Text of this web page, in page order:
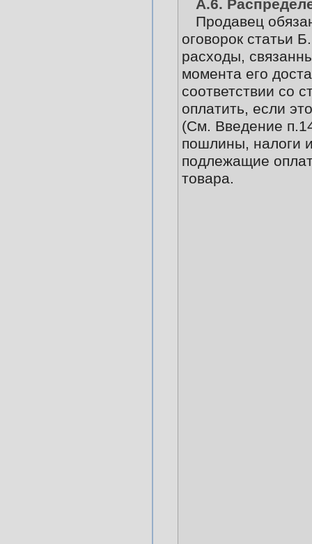
А.6.
Продавец
оговорок статьи
расходы,
момента его
соответствии со
оплатить, если
(См. Введение
пошлины, налоги
подлежащие
товара.